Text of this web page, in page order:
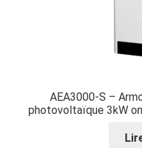
AEA3000-S –
photovoltaïque 3kW